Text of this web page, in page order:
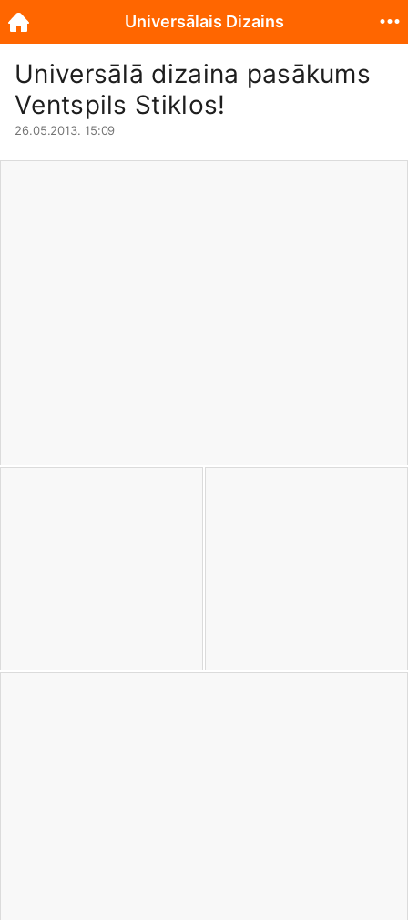
Universālā dizaina pasākums
Ventspils Stiklos!
26.05.2013. 15:09
Universālais Dizains